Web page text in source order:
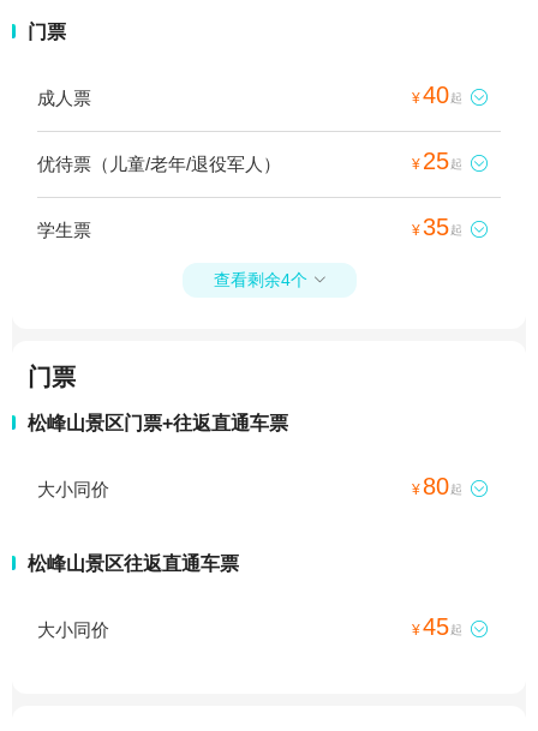
门票
成人票 ¥40起 
优待票（儿童/老年/退役军人） ¥ 25起 
学生票 ¥35起 
查看剩余4个 
门票
松峰山景区门票+往返直通车票
大小同价 ¥ 80起 
松峰山景区往返直通车票
大小同价 ¥45起 